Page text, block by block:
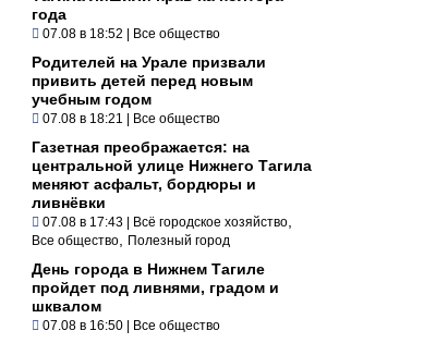
года
07.08 в 18:52 | Все общество
Родителей на Урале призвали
привить детей перед новым
учебным годом
07.08 в 18:21 | Все общество
Газетная преображается: на
центральной улице Нижнего Тагила
меняют асфальт, бордюры и
ливнёвки
07.08 в 17:43 | Всё городское хозяйство
Все общество Полезный город
День города в Нижнем Тагиле
пройдет под ливнями, градом и
шквалом
07.08 в 16:50 | Все общество